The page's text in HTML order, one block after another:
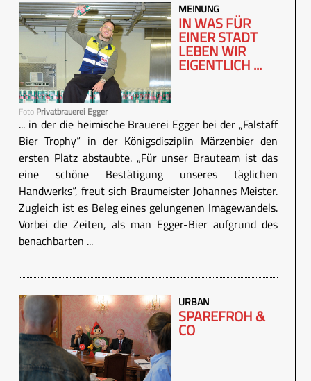
Foto Privatbrauerei Egger
MEINUNG
IN WAS FÜR
EINER STADT
LEBEN WIR
EIGENTLICH ...
... in der die heimische Brauerei Egger bei der „Falstaff
Bier Trophy“ in der Königsdisziplin Märzenbier den
ersten Platz abstaubte. „Für unser Brauteam ist das
eine schöne Bestätigung unseres täglichen
Handwerks“, freut sich Braumeister Johannes Meister.
Zugleich ist es Beleg eines gelungenen Imagewandels.
Vorbei die Zeiten, als man Egger-Bier aufgrund des
benachbarten ...
URBAN
SPAREFROH &
CO